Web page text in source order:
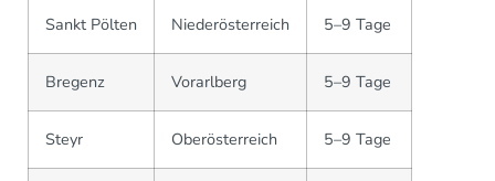
Sankt Pölten Niederösterreich 5–9 Tage
Bregenz Vorarlberg 5–9 Tage
Steyr Oberösterreich 5–9 Tage